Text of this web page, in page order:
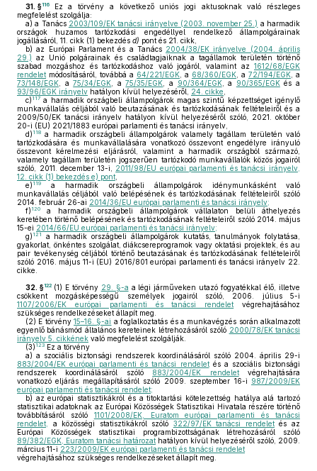
31. §116
Ez a törvény a következő uniós jogi aktusoknak való részleges
megfelelést szolgálja:
a) a Tanács 2003/109/EK tanácsi irányelve (2003. november 25.) a harmadik
országok huzamos tartózkodási engedéllyel rendelkező állampolgárainak
jogállásáról, 11. cikk (1) bekezdés d) pont és 21. cikk,
b) az Európai Parlament és a Tanács 2004/38/EK irányelve (2004. április
29.) az Unió polgárainak és családtagjaiknak a tagállamok területén történő
szabad mozgáshoz és tartózkodáshoz való jogáról, valamint az 1612/68/EGK
rendelet módosításáról, továbbá a 64/221/EGK , a 68/360/EGK , a 72/194/EGK , a
73/148/EGK , a75/34/EGK , a75/35/EGK , a 90/364/EGK, a 90/365/EGKés a
93/96/EGK irányelv hatályon kívül helyezéséről, 24. cikke
c) 117 a harmadik országbeli állampolgárok magas szintű képzettséget igénylő
munkavállalás céljából való beutazásának és tartózkodásának feltételeiről és a
2009/50/EK tanácsi irányelv hatályon kívül helyezéséről szóló, 2021. október
20-i (EU) 2021/1883 európai parlamenti és tanácsi irányelv,
d) 118 a harmadik országbeli állampolgárok valamely tagállam területén való
tartózkodására és munkavállalására vonatkozó összevont engedélyre irányuló
összevont kérelmezési eljárásról, valamint a harmadik országból származó,
valamely tagállam területén jogszerűen tartózkodó munkavállalók közös jogairól
szóló, 2011. december 13-i, 2011/98/EU európai parlamenti és tanácsi irányelv,
12. cikk (1) bekezdés e) pont
e) 119
a harmadik országbeli állampolgárok idénymunkásként való
munkavállalás céljából való belépésének és tartózkodásának feltételeiről szóló
2014. február 26-ai 2014/36/EU európai parlamenti és tanácsi irányelv;
f) 120
a harmadik országbeli állampolgárok vállalaton belüli áthelyezés
keretében történő belépésének és tartózkodásának feltételeiről szóló 2014. május
15-ei 2014/66/EU európai parlamenti és tanácsi irányelv;
g) 121
a harmadik országbeli állampolgárok kutatás, tanulmányok folytatása,
gyakorlat, önkéntes szolgálat, diákcsereprogramok vagy oktatási projektek, és au
pair tevékenység céljából történő beutazásának és tartózkodásának feltételeiről
szóló 2016. május 11-i (EU) 2016/801 európai parlamenti és tanácsi irányelv 22.
cikke.
32. §122 (1) E törvény 29. §-a a légi járműveken utazó fogyatékkal élő, illetve
csökkent mozgásképességű személyek jogairól szóló, 2006. július 5-i
1107/2006/EK európai parlamenti és tanácsi rendelet végrehajtásához
szükséges rendelkezéseket állapít meg.
(2) E törvény15–16. §-ai a foglalkoztatás és a munkavégzés során alkalmazott
egyenlő bánásmód általános kereteinek létrehozásáról szóló 2000/78/EK tanácsi
irányelv 5. cikkének való megfelelést szolgálják.
(3) 123 Ez a törvény
a) a szociális biztonsági rendszerek koordinálásáról szóló 2004. április 29-i
883/2004/EK európai parlamenti és tanácsi rendeletés a szociális biztonsági
rendszerek koordinálásáról szóló 883/2004/EK rendeletvégrehajtására
vonatkozó eljárás megállapításáról szóló 2009. szeptember 16-i 987/2009/EK
európai parlamenti és tanácsi rendelet;
b) az európai statisztikákról és a titoktartási kötelezettség hatálya alá tartozó
statisztikai adatoknak az Európai Közösségek Statisztikai Hivatala részére történő
továbbításáról szóló 1101/2008/EK, Euratom európai parlamenti és tanácsi
rendelet,
a közösségi statisztikákról szóló 322/97/EK tanácsi rendeletés az
Európai Közösségek statisztikai programbizottságának létrehozásáról szóló
89/382/EGK, Euratom tanácsi határozat hatályon kívül helyezéséről szóló, 2009.
március 11-i 223/2009/EK európai parlamenti és tanácsi rendelet
végrehajtásához szükséges rendelkezéseket állapít meg.